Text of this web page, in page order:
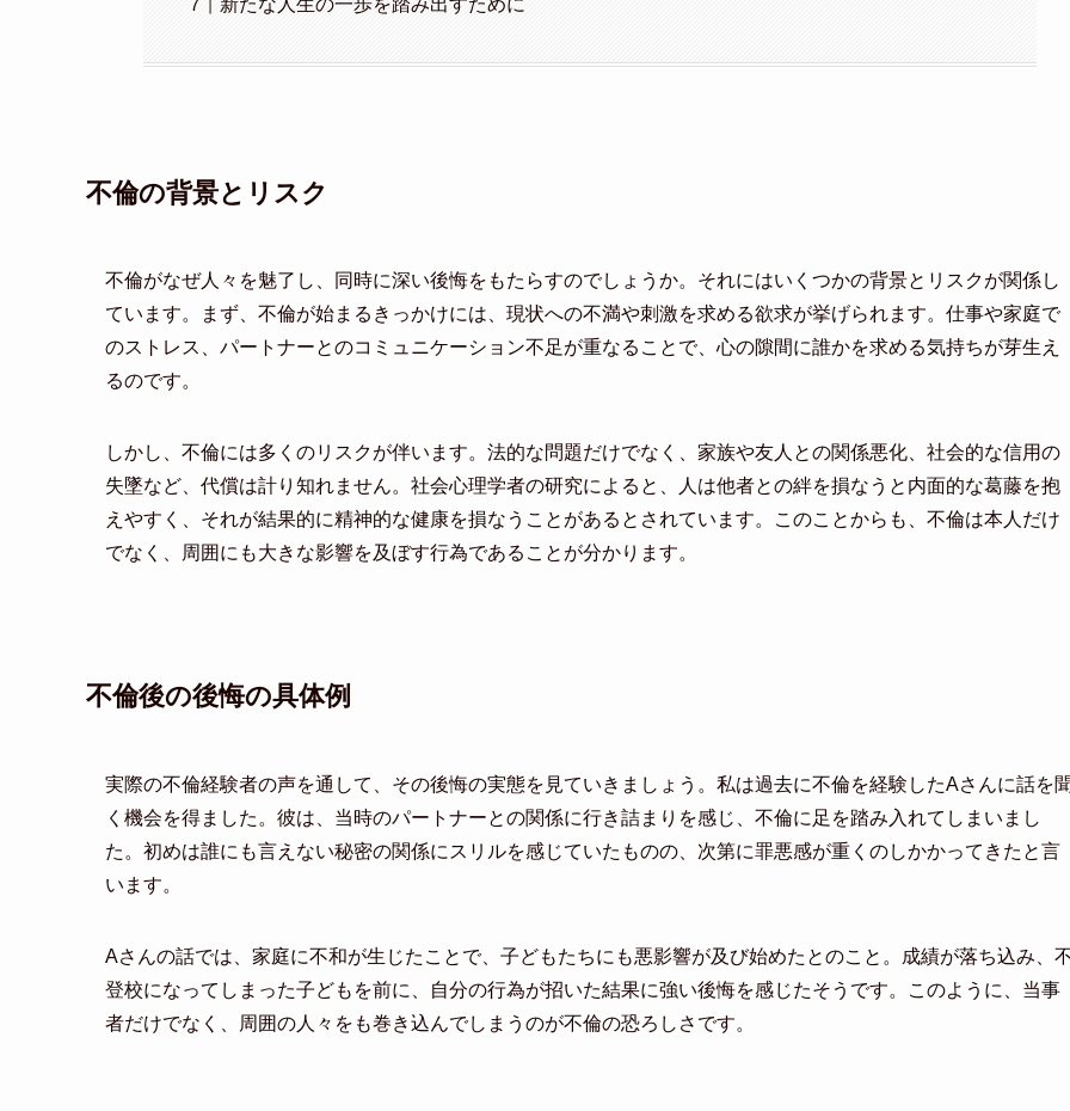
新たな人生の一歩を踏み出すために
不倫の背景とリスク
不倫がなぜ人々を魅了し、同時に深い後悔をもたらすのでしょうか。それにはいくつかの背景とリスクが関係し
ています。まず、不倫が始まるきっかけには、現状への不満や刺激を求める欲求が挙げられます。仕事や家庭で
のストレス、パートナーとのコミュニケーション不足が重なることで、心の隙間に誰かを求める気持ちが芽生え
るのです。
しかし、不倫には多くのリスクが伴います。法的な問題だけでなく、家族や友人との関係悪化、社会的な信用の
失墜など、代償は計り知れません。社会心理学者の研究によると、人は他者との絆を損なうと内面的な葛藤を抱
えやすく、それが結果的に精神的な健康を損なうことがあるとされています。このことからも、不倫は本人だけ
でなく、周囲にも大きな影響を及ぼす行為であることが分かります。
不倫後の後悔の具体例
実際の不倫経験者の声を通して、その後悔の実態を見ていきましょう。私は過去に不倫を経験したAさんに話を
く機会を得ました。彼は、当時のパートナーとの関係に行き詰まりを感じ、不倫に足を踏み入れてしまいまし
た。初めは誰にも言えない秘密の関係にスリルを感じていたものの、次第に罪悪感が重くのしかかってきたと言
います。
Aさんの話では、家庭に不和が生じたことで、子どもたちにも悪影響が及び始めたとのこと。成績が落ち込み、
登校になってしまった子どもを前に、自分の行為が招いた結果に強い後悔を感じたそうです。このように、当事
者だけでなく、周囲の人々をも巻き込んでしまうのが不倫の恐ろしさです。